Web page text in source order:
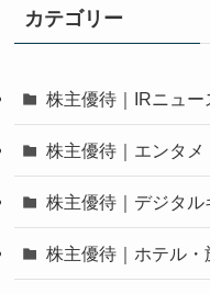
カテゴリー
株主優待｜IRニュー
株主優待｜エンタメ
株主優待｜デジタ
株主優待｜ホテル・